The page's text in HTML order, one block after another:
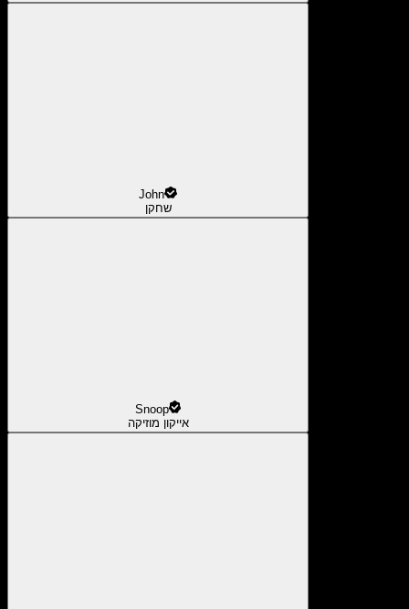
John
שחקן
Snoop
אייקון מוזיקה